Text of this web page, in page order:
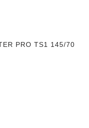
PRO TS1 145/70